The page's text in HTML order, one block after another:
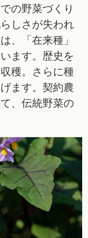
の野菜づくり
しさが失われ
、「在来種」
ます。歴史を
穫。さらに種
ます。契約農
、伝統野菜の